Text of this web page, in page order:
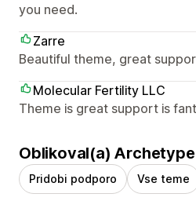
you need.
Zarre
Beautiful theme, great
Molecular Fertility LLC
Theme is great support is
Oblikoval(a)
Pridobi podporo Vse teme